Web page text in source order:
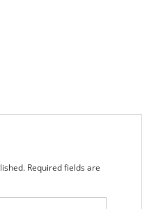
Required fields are